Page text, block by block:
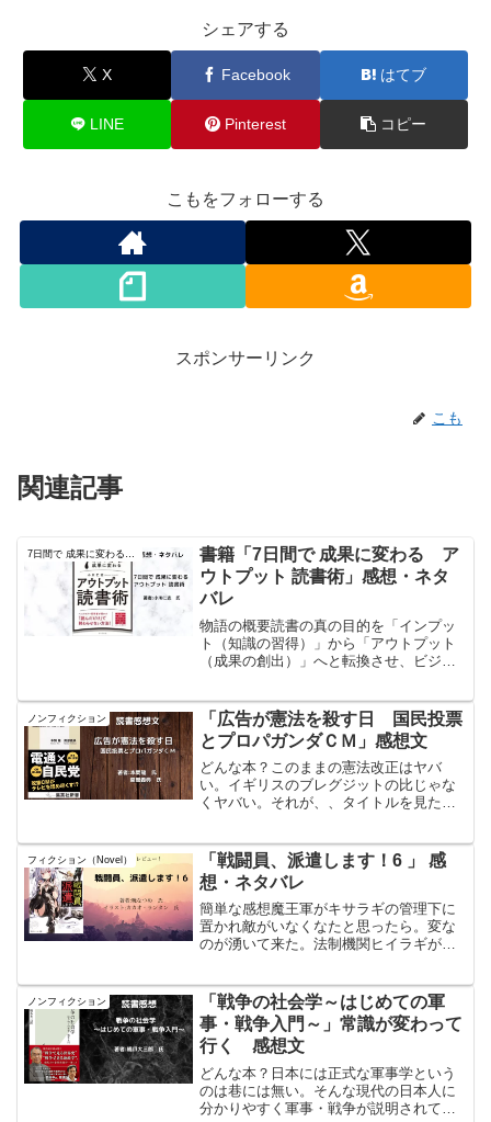
シェアする
X Facebook はてブ
LINE Pinterest コピー
こもをフォローする
スポンサーリンク
こも
関連記事
7日間で 成果に変わる アウトプット 読書術
書籍「7日間で 成果に変わる ア
ウトプット 読書術」感想・ネタ
バレ
物語の概要読書の真の目的を「インプッ
ト（知識の習得）」から「アウトプット
（成果の創出）」へと転換させ、ビジネ
備段階から情報の加工、思考法、そして
実際に「話す」「書く」技...
ノンフィクション
「広告が憲法を殺す日 国民投票
とプロパガンダＣＭ」感想文
どんな本？このままの憲法改正はヤバ
い。イギリスのブレグジットの比じゃな
くヤバい。それが、、タイトルを見たら
国民投票とプロパガンダＣＭ著者:#本間
龍 氏#南部義典 氏広...
フィクション（Novel）
「戦闘員、派遣します！6 」 感
想・ネタバレ
簡単な感想魔王軍がキサラギの管理下に
置かれ敵がいなくなたと思ったら。変な
のが湧いて来た。法制機関ヒイラギがキ
め 氏 イラスト: #カカオ_ランタン 氏戦
闘員、派遣...
ノンフィクション
「戦争の社会学～はじめての軍
事・戦争入門～」常識が変わって
行く 感想文
どんな本？日本には正式な軍事学という
のは巷には無い。そんな現代の日本人に
分かりやすく軍事・戦争が説明されてい